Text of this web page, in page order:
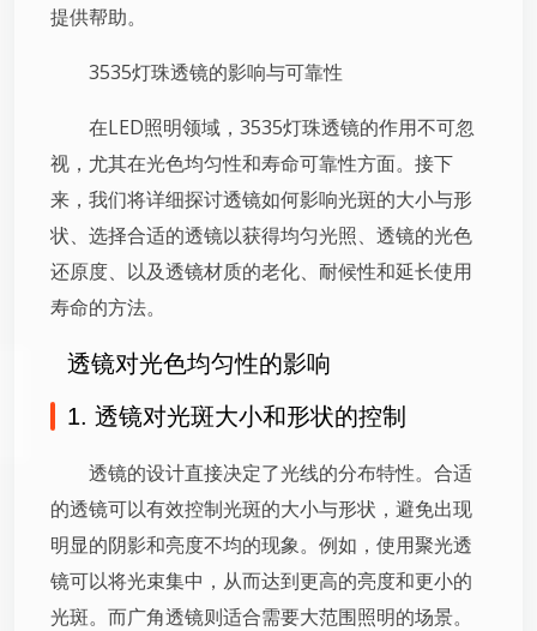
提供帮助。
3535灯珠透镜的影响与可靠性
在LED照明领域，3535灯珠透镜的作用不可忽
视，尤其在光色均匀性和寿命可靠性方面。接下
来，我们将详细探讨透镜如何影响光斑的大小与形
状、选择合适的透镜以获得均匀光照、透镜的光色
还原度、以及透镜材质的老化、耐候性和延长使用
寿命的方法。
透镜对光色均匀性的影响
1. 透镜对光斑大小和形状的控制
透镜的设计直接决定了光线的分布特性。合适
的透镜可以有效控制光斑的大小与形状，避免出现
明显的阴影和亮度不均的现象。例如，使用聚光透
镜可以将光束集中，从而达到更高的亮度和更小的
光斑。而广角透镜则适合需要大范围照明的场景。